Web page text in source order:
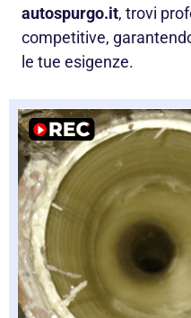
autospurgo.it, trovi
competitive,
le tue esigenze.